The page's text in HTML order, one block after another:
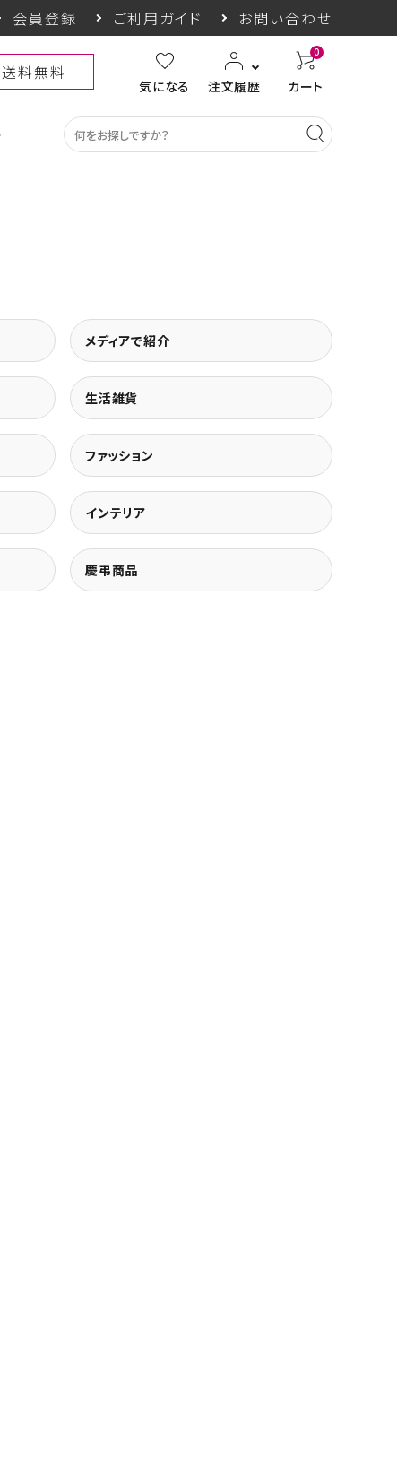
会員登録 ご利用ガイド お問い合わせ
料無料
気になる 注文履歴
0
カート
収納グッズ
ギフト
COGIT防災 THE TOOL LAB
メディアで紹介
生活雑貨
ファッション
インテリア
慶弔商品